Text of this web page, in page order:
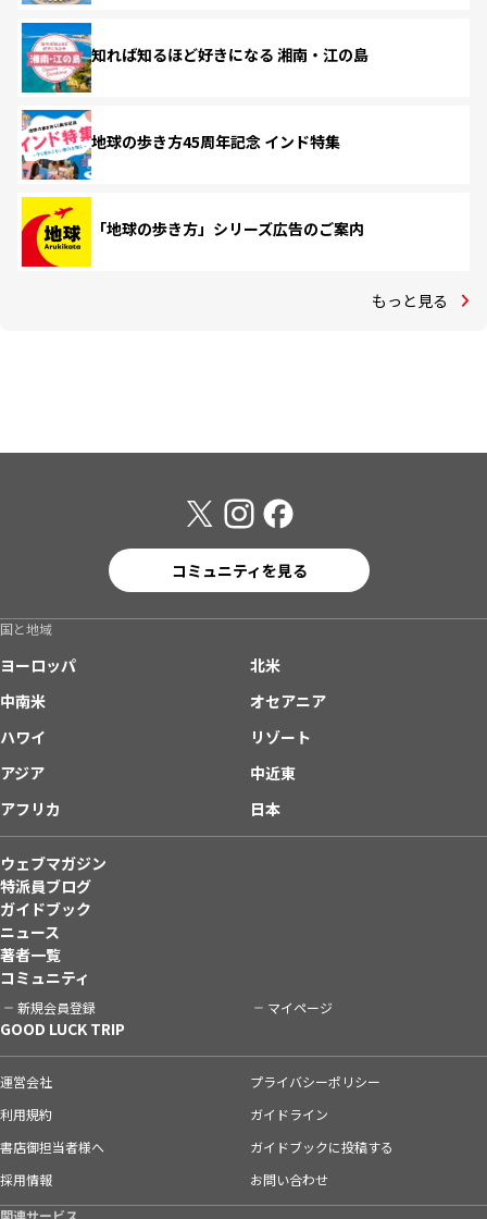
知れば知るほど好きになる 湘南・江の島
地球の歩き方45周年記念 インド特集
「地球の歩き方」シリーズ広告のご案内
もっと見る
コミュニティを見る
国と地域
ヨーロッパ
北米
中南米
オセアニア
ハワイ
リゾート
アジア
中近東
アフリカ
日本
ウェブマガジン
特派員ブログ
ガイドブック
ニュース
著者一覧
コミュニティ
新規会員登録 マイページ
GOOD LUCK TRIP
運営会社
プライバシーポリシー
利用規約
ガイドライン
書店御担当者様へ
ガイドブックに投稿する
採用情報
お問い合わせ
関連サービス